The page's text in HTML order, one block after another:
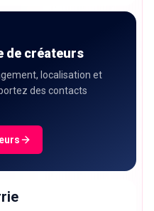
de créateurs
localisation et
des contacts